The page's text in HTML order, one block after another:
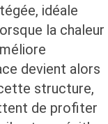
idéale
la chaleur
devient alors
structure,
de profiter